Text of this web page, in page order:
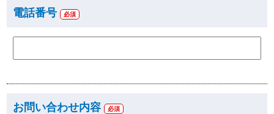
電話番号 必須
お問い合わせ内容 必須